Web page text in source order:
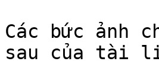
Các bức ảnh
sau của tài